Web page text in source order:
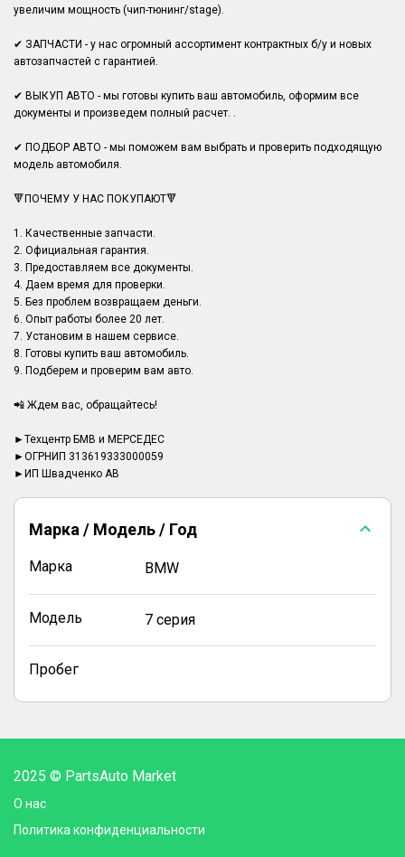
увеличим мощность (чип-тюнинг/stage).
✔ ЗАПЧАСТИ - у нас огромный ассортимент контрактных б/у и новых
автозапчастей с гарантией.
✔ ВЫКУП АВТО - мы готовы купить ваш автомобиль, оформим все
документы и произведем полный расчет. .
✔ ПОДБОР АВТО - мы поможем вам выбрать и проверить подходящую
модель автомобиля.
🔻ПОЧЕМУ У НАС ПОКУПАЮТ🔻
1. Качественные запчасти.
2. Официальная гарантия.
3. Предоставляем все документы.
4. Даем время для проверки.
5. Без проблем возвращаем деньги.
6. Опыт работы более 20 лет.
7. Установим в нашем сервисе.
8. Готовы купить ваш автомобиль.
9. Подберем и проверим вам авто.
📲 Ждем вас, обращайтесь!
►Техцентр БМВ и МЕРСЕДЕС
►ОГРНИП 313619333000059
►ИП Швадченко АВ
Марка / Модель / Год
Марка BMW
Модель 7 серия
Пробег
2025 © PartsAuto Market
О нас
Политика конфиденциальности